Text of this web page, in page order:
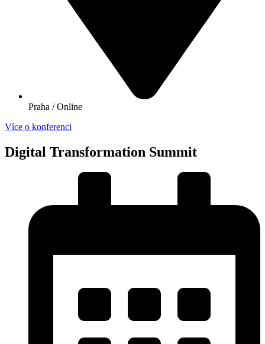
Praha / Online
Více o konferenci
Digital Transformation Summit